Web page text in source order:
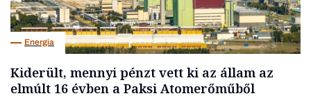
Energia
Kiderült, mennyi pénzt vett ki az állam az
elmúlt 16 évben a Paksi Atomerőműből